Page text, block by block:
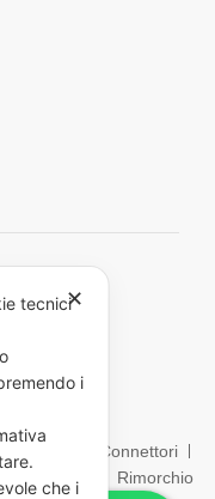
Camion
Connettori
Ingombro Rimorchio
✕
tecnici
i
che i